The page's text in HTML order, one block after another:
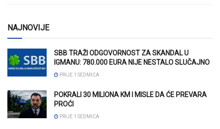
NAJNOVIJE
SBB TRAŽI ODGOVORNOST ZA SKANDAL U
IGMANU: 780.000 EURA NIJE NESTALO SLUČAJNO
PRIJE 1 SEDMICA
POKRALI 30 MILIONA KM I MISLE DA ĆE PREVARA
PROĆI
PRIJE 1 SEDMICA